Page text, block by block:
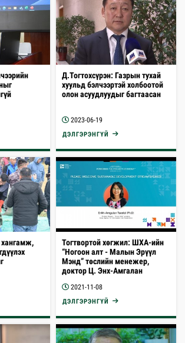
Д.Тогтохсүрэн: Газрын тухай
хуульд бэлчээртэй холбоотой
олон асуудлуудыг багтаасан
2023-06-19
ДЭЛГЭРЭНГҮЙ
Тогтвортой хөгжил: ШXA-ийн
“Ногоон алт - Малын Эрүүл
Мэнд” төслийн менежер,
доктор Ц. Энх-Амгалан
2021-11-08
ДЭЛГЭРЭНГҮЙ